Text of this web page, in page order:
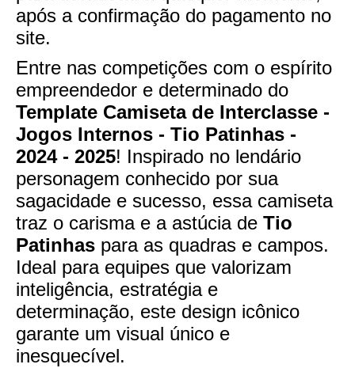
após a confirmação do pagamento no
site.
Entre nas competições com o espírito
empreendedor e determinado do
Template Camiseta de Interclasse -
Jogos Internos - Tio Patinhas -
2024 - 2025! Inspirado no lendário
personagem conhecido por sua
sagacidade e sucesso, essa camiseta
traz o carisma e a astúcia de Tio
Patinhas para as quadras e campos.
Ideal para equipes que valorizam
inteligência, estratégia e
determinação, este design icônico
garante um visual único e
inesquecível.